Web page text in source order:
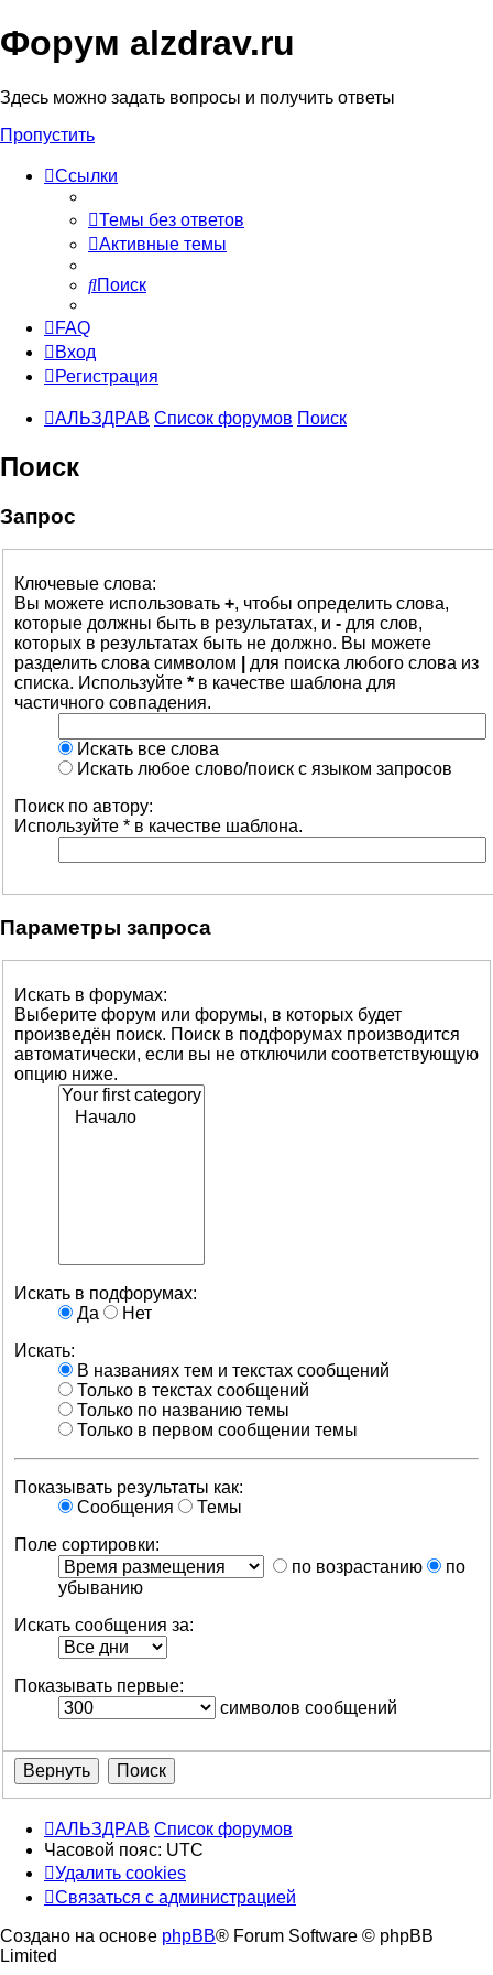
Форум alzdrav.ru
Здесь можно задать вопросы и получить ответы
Пропустить
Ссылки
Темы без ответов
Активные темы
Поиск
FAQ
Вход
Регистрация
АЛЬЗДРАВ Список форумов Поиск
Поиск
Запрос
Ключевые слова:
Вы можете использовать +, чтобы определить слова,
которые должны быть в результатах, и - для слов,
которых в результатах быть не должно. Вы можете
разделить слова символом
для поиска любого слова из
списка. Используйте * в качестве шаблона для
частичного совпадения.
Искать все слова
Искать любое слово/поиск с языком запросов
Поиск по автору:
Используйте * в качестве шаблона.
Параметры запроса
Искать в форумах:
Выберите форум или форумы, в которых будет
произведён поиск. Поиск в подфорумах производится
автоматически, если вы не отключили соответствующую
опцию ниже.
Искать в подфорумах:
Да
Нет
Искать:
В названиях тем и текстах сообщений
Только в текстах сообщений
Только по названию темы
Только в первом сообщении темы
Показывать результаты как:
Сообщения
Темы
Поле сортировки:
по возрастанию
по
убыванию
Искать сообщения за:
Показывать первые:
символов сообщений
АЛЬЗДРАВ Список форумов
Часовой пояс: UTC
Удалить cookies
Связаться с администрацией
Создано на основе phpBB® Forum Software © phpBB
Limited